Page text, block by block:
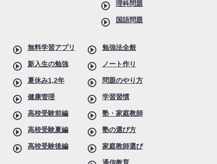
理科問題
国語問題
無料学習アプリ
新入生の勉強
夏休み1,2年
健康管理
高校受験前編
高校受験夏編
高校受験後編
勉強法全般
ノート作り
問題のやり方
学習習慣
塾・家庭教師
塾の選び方
家庭教師選び
通信教育